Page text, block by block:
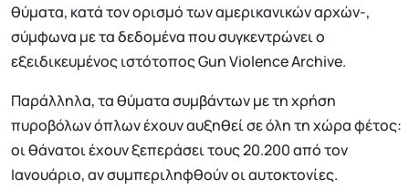
θύματα, κατά τον ορισμό των αμερικανικών αρχών-,
σύμφωνα με τα δεδομένα που συγκεντρώνει ο
εξειδικευμένος ιστότοπος Gun Violence Archive.
Παράλληλα, τα θύματα συμβάντων με τη χρήση
πυροβόλων όπλων έχουν αυξηθεί σε όλη τη χώρα φέτος:
οι θάνατοι έχουν ξεπεράσει τους 20.200 από τον
Ιανουάριο, αν συμπεριληφθούν οι αυτοκτονίες.